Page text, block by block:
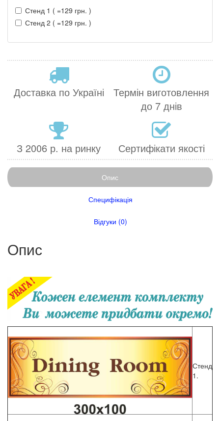
Стенд 1 ( =129 грн. )
Стенд 2 ( =129 грн. )
Доставка по Україні
Термін виготовлення
до 7 днів
З 2006 р. на ринку Сертифікати якості
Опис
Специфікація
Відгуки (0)
Опис
Стенд
1.